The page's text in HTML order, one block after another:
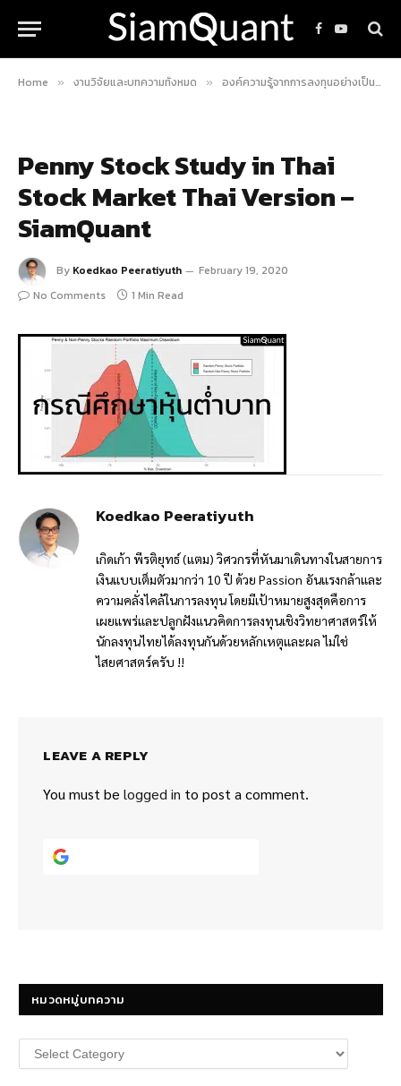
Facebook
YouTube
Home » งานวิจัยและบทความทั้งหมด » องค์ความรู้จากการลงทุนอย่างเป็นระบบ
Penny Stock Study in Thai
Stock Market Thai Version –
SiamQuant
By Koedkao Peeratiyuth
February 19, 2020
No Comments
1 Min Read
Koedkao Peeratiyuth
เกิดเก้า พีรติยุทธ์ (แตม) วิศวกรที่หันมาเดินทางในสายการ
เงินแบบเต็มตัวมากว่า 10 ปี ด้วย Passion อันแรงกล้าและ
ความคลั่งไคล้ในการลงทุน โดยมีเป้าหมายสูงสุดคือการ
เผยแพร่และปลูกฝังแนวคิดการลงทุนเชิงวิทยาศาสตร์ให้
นักลงทุนไทยได้ลงทุนกันด้วยหลักเหตุและผล ไม่ใช่
ไสยศาสตร์ครับ !!
LEAVE A REPLY
You must be logged in to post a comment.
หมวดหมู่บทความ
หมวด
หมู่